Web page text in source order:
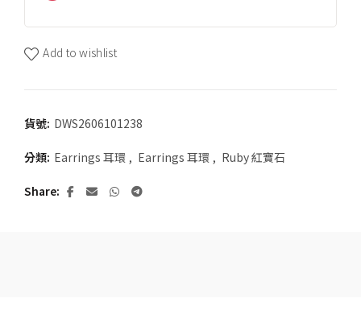
Add to wishlist
貨號: DWS2606101238
分類: Earrings 耳環 , Earrings 耳環 , Ruby 紅寶石
Share